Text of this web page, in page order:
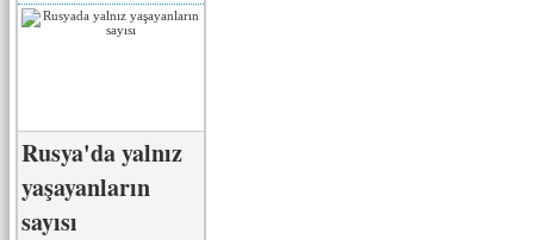
Rusya'da yalnız
yaşayanların
sayısı